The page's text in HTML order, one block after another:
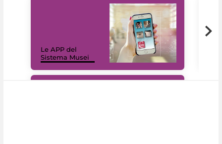
Le APP del
Sistema Musei